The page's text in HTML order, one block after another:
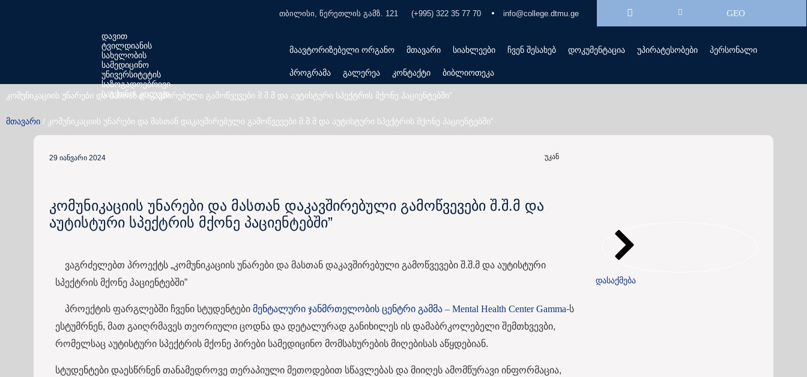
თბილისი, წერეთლის გამზ. 121 (+995) 322 35 77 70 info@college.dtmu.ge GEO
დავით
ტვილდიანის
სახელობის
სამედიცინო
უნივერსიტეტის
საზოგადოებრივი
საექთნო კოლეჯი
მაავტორიზებელი ორგანო მთავარი სიახლეები ჩვენ შესახებ დოკუმენტაცია უპირატესობები პერსონალი
პროგრამა გალერეა კონტაქტი ბიბლიოთეკა
კომუნიკაციის უნარები და მასთან დაკავშირებული გამოწვევები შ.შ.მ და აუტისტური სპექტრის მქონე პაციენტებში”
მთავარი / კომუნიკაციის უნარები და მასთან დაკავშირებული გამოწვევები შ.შ.მ და აუტისტური სპექტრის მქონე პაციენტებში”
29 იანვარი 2024 უკან
კომუნიკაციის უნარები და მასთან დაკავშირებული გამოწვევები შ.შ.მ და
აუტისტური სპექტრის მქონე პაციენტებში”
ვაგრძელებთ პროექტს „კომუნიკაციის უნარები და მასთან დაკავშირებული გამოწვევები შ.შ.მ და აუტისტური
სპექტრის მქონე პაციენტებში”
პროექტის ფარგლებში ჩვენი სტუდენტები მენტალური ჯანმრთელობის ცენტრი გამმა – Mental Health Center Gamma-ს
ესტუმრნენ, მათ გაიღრმავეს თეორიული ცოდნა და დეტალურად განიხილეს ის დამაბრკოლებელი შემთხვევბი,
რომელსაც აუტისტური სპექტრის მქონე პირები სამედიცინო მომსახურების მიღებისას აწყდებიან.
სტუდენტები დაესწრნენ თანამედროვე თერაპიული მეთოდებით სწავლებას და მიიღეს ამომწურავი ინფორმაცია,
დასაქმება